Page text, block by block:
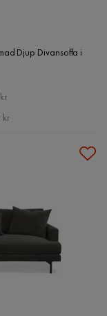
Djup Divansoffa i
kr